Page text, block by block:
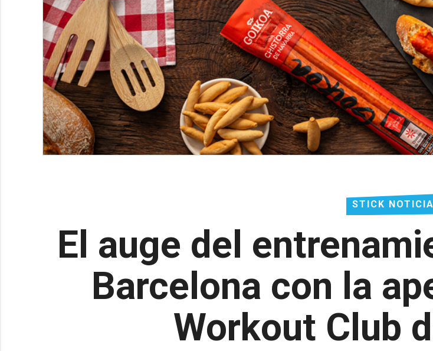
STICK
El auge del
Barcelona con la
Workout Club